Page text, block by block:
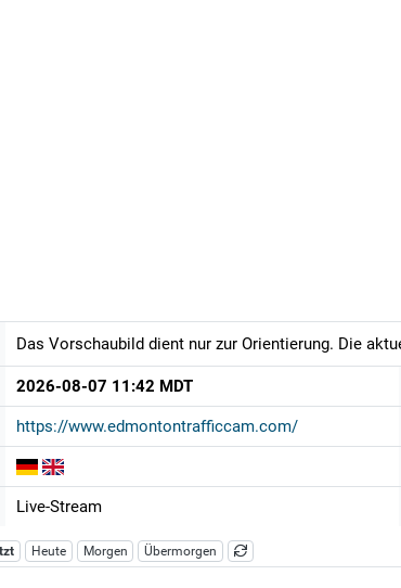
Das Vorschaubild dient nur zur Orientierung. Die
2026-08-07 11:42 MDT
https://www.edmontontrafficcam.com/
Live-Stream
Heute Morgen Übermorgen